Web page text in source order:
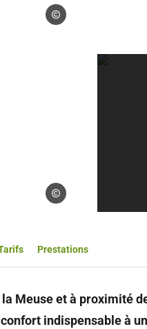
Droits libres
libres
Droits libres
Prestations
Meuse et à proximité
indispensable à